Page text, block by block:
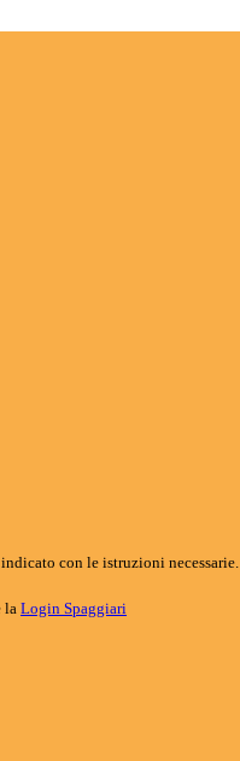
con le istruzioni necessarie.
la Login Spaggiari